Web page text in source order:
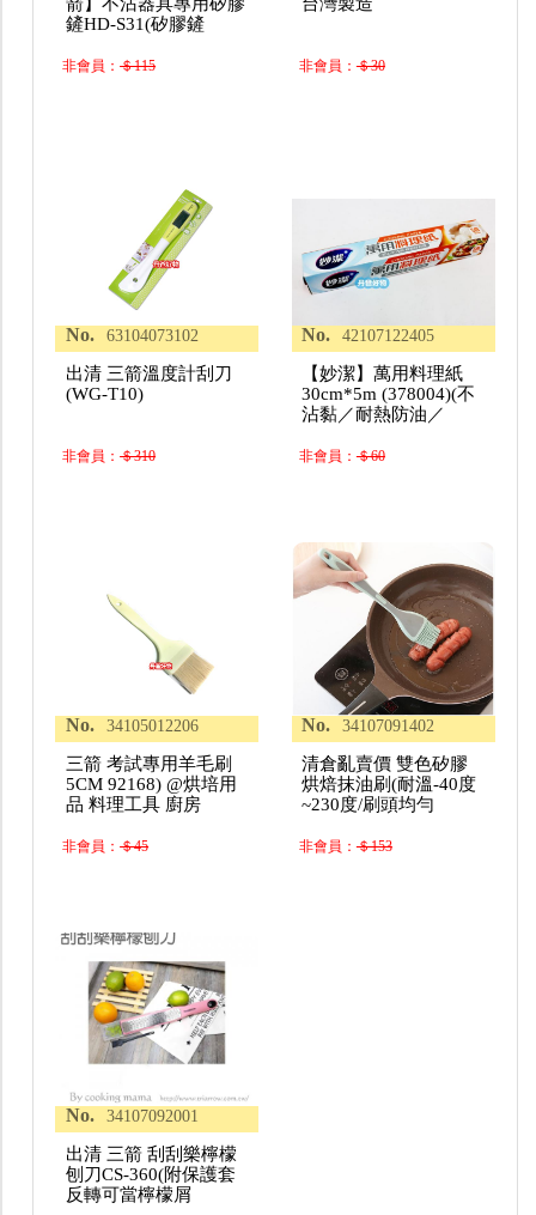
鏟HD-S31(矽膠鏟
非會員：＄115 非會員：＄30
No. 63104073102
出清 三箭溫度計刮刀
(WG-T10)
非會員：＄310
No. 42107122405
【妙潔】萬用料理紙
30cm*5m (378004)(不
沾黏／耐熱防油／
非會員：＄60
No. 34105012206
三箭 考試專用羊毛刷
5CM 92168) @烘培用
品 料理工具 廚房
非會員：＄45
No. 34107091402
清倉亂賣價 雙色矽膠
烘焙抹油刷(耐溫-40度
~230度/刷頭均勻
非會員：＄153
No. 34107092001
出清 三箭 刮刮樂檸檬
刨刀CS-360(附保護套
反轉可當檸檬屑